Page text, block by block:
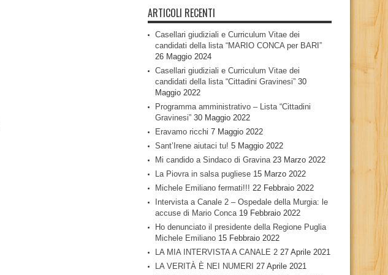
ARTICOLI RECENTI
Casellari giudiziali e Curriculum Vitae dei
candidati della lista “MARIO CONCA per BARI”
26 Maggio 2024
Casellari giudiziali e Curriculum Vitae dei
candidati della lista “Cittadini Gravinesi” 30
Maggio 2022
Programma amministrativo – Lista “Cittadini
Gravinesi” 30 Maggio 2022
Eravamo ricchi 7 Maggio 2022
Sant’Irene aiutaci tu! 5 Maggio 2022
Mi candido a Sindaco di Gravina 23 Marzo 2022
La Piovra in salsa pugliese 15 Marzo 2022
Michele Emiliano fermati!!! 22 Febbraio 2022
Intervista a Canale 2 – Ospedale della Murgia: le
accuse di Mario Conca 19 Febbraio 2022
Ho denunciato il presidente della Regione Puglia
Michele Emiliano 15 Febbraio 2022
LA MIA INTERVISTA A CANALE 2 27 Aprile 2021
LA VERITÀ È NEI NUMERI 27 Aprile 2021